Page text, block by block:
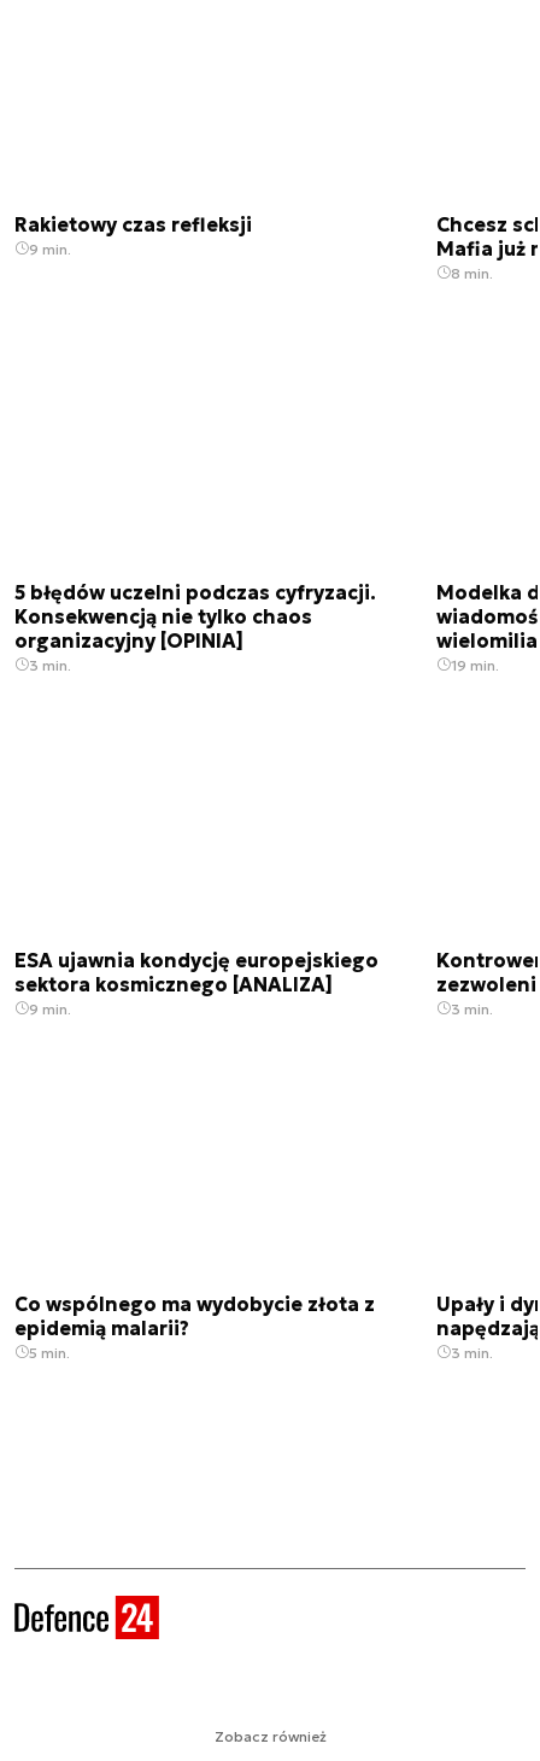
Rakietowy czas refleksji
9 min.
Chcesz
Mafia już
8 min.
5 błędów uczelni podczas cyfryzacji.
Konsekwencją nie tylko chaos
organizacyjny [OPINIA]
3 min.
Modelka
19 min.
ESA ujawnia kondycję europejskiego
sektora kosmicznego [ANALIZA]
9 min. 3 min.
Co wspólnego ma wydobycie złota z
epidemią malarii?
5 min.
Upały i
3 min.
Zobacz również